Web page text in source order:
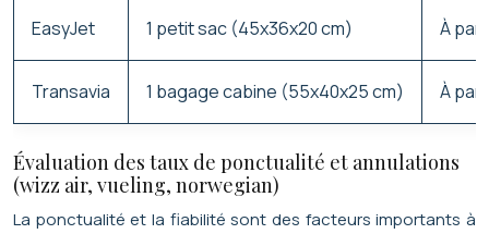
EasyJet 1 petit sac (45x36x20 cm) À
Transavia 1 bagage cabine (55x40x25 cm) À
Évaluation des taux de ponctualité et annulations
(wizz air, vueling, norwegian)
La ponctualité et la fiabilité sont des facteurs importants à